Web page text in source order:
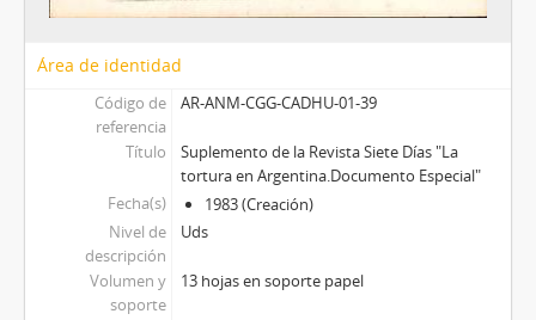
Área de identidad
Código de
referencia
AR-ANM-CGG-CADHU-01-39
Título
Suplemento de la Revista Siete Días "La
tortura en Argentina.Documento Especial"
Fecha(s)
1983 (Creación)
Nivel de
descripción
Uds
Volumen y
soporte
13 hojas en soporte papel